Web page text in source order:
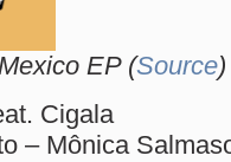
EP (Source)
Cigala
– Mônica